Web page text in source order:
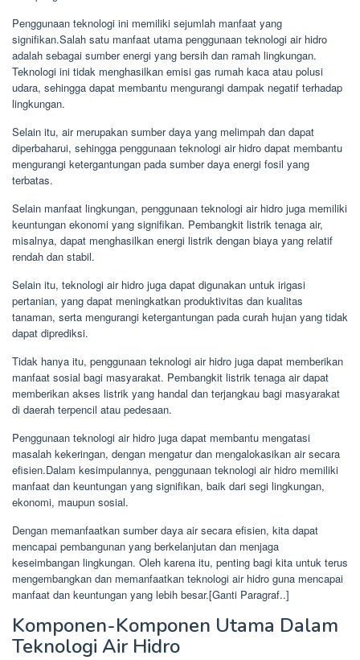
Penggunaan teknologi ini memiliki sejumlah manfaat yang
signifikan.Salah satu manfaat utama penggunaan teknologi air hidro
adalah sebagai sumber energi yang bersih dan ramah lingkungan.
Teknologi ini tidak menghasilkan emisi gas rumah kaca atau polusi
udara, sehingga dapat membantu mengurangi dampak negatif terhadap
lingkungan.
Selain itu, air merupakan sumber daya yang melimpah dan dapat
diperbaharui, sehingga penggunaan teknologi air hidro dapat membantu
mengurangi ketergantungan pada sumber daya energi fosil yang
terbatas.
Selain manfaat lingkungan, penggunaan teknologi air hidro juga memiliki
keuntungan ekonomi yang signifikan. Pembangkit listrik tenaga air,
misalnya, dapat menghasilkan energi listrik dengan biaya yang relatif
rendah dan stabil.
Selain itu, teknologi air hidro juga dapat digunakan untuk irigasi
pertanian, yang dapat meningkatkan produktivitas dan kualitas
tanaman, serta mengurangi ketergantungan pada curah hujan yang tidak
dapat diprediksi.
Tidak hanya itu, penggunaan teknologi air hidro juga dapat memberikan
manfaat sosial bagi masyarakat. Pembangkit listrik tenaga air dapat
memberikan akses listrik yang handal dan terjangkau bagi masyarakat
di daerah terpencil atau pedesaan.
Penggunaan teknologi air hidro juga dapat membantu mengatasi
masalah kekeringan, dengan mengatur dan mengalokasikan air secara
efisien.Dalam kesimpulannya, penggunaan teknologi air hidro memiliki
manfaat dan keuntungan yang signifikan, baik dari segi lingkungan,
ekonomi, maupun sosial.
Dengan memanfaatkan sumber daya air secara efisien, kita dapat
mencapai pembangunan yang berkelanjutan dan menjaga
keseimbangan lingkungan. Oleh karena itu, penting bagi kita untuk terus
mengembangkan dan memanfaatkan teknologi air hidro guna mencapai
manfaat dan keuntungan yang lebih besar.[Ganti Paragraf..]
Komponen-Komponen Utama Dalam
Teknologi Air Hidro